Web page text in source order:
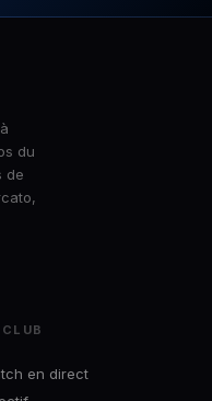
du
de
CLUB
en direct